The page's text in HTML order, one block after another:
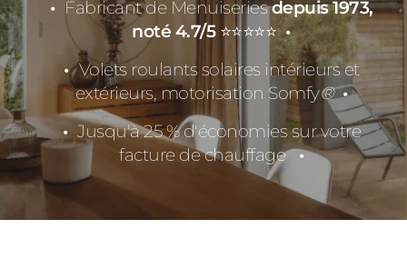
Fabricant de Menuiseriesdepuis 1973,
noté 4.7/5 ⭐⭐⭐⭐⭐
Volets roulants solaires intérieurs et
extérieurs, motorisation Somfy®
Jusqu'à 25 % d'économies sur votre
facture de chauffage